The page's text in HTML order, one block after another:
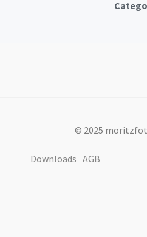
© 2025
Downloads AGB